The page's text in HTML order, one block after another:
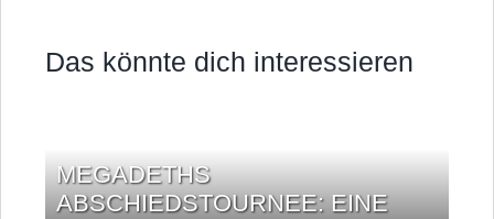
Das könnte dich interessieren
MEGADETHS
ABSCHIEDSTOURNEE: EINE